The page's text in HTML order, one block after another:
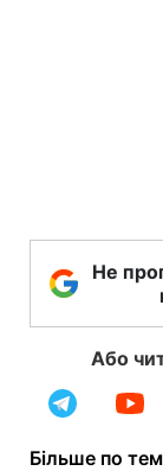
Не
Або
Більше по